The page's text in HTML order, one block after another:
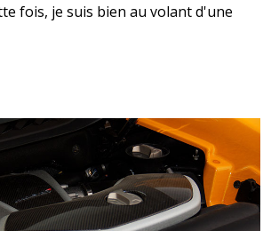
fois, je suis bien au volant d'une